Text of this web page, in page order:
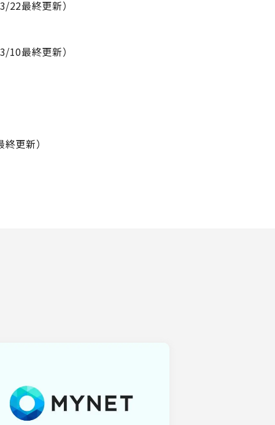
22最終更新）
10最終更新）
更新）